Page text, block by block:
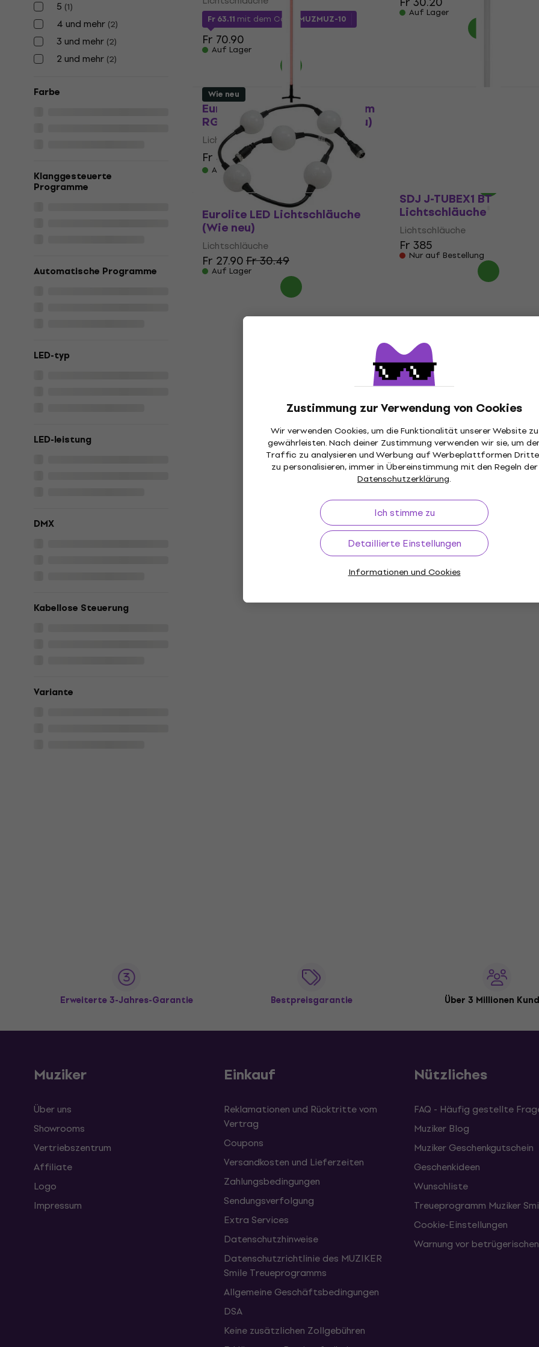
Zustimmung zur Verwendung von Cookies
Wir verwenden Cookies, um die Funktionalität unserer Website zu
gewährleisten. Nach deiner Zustimmung verwenden wir sie, um
Traffic zu analysieren und Werbung auf Werbeplattformen
zu personalisieren, immer in Übereinstimmung mit den Regeln der
Datenschutzerklärung.
Ich stimme zu
Detaillierte Einstellungen
Informationen und Cookies
5 (1)
4 und mehr (2)
3 und mehr (2)
2 und mehr (2)
Farbe
Klanggesteuerte
Programme
Automatische Programme
LED-typ
LED-leistung
DMX
Kabellose Steuerung
Variante
Fr 63.11 mit dem Code MUZMUZ-10
Fr 70.90
Auf Lager
Auf Lager
Eurolite LED Neon Stick 134cm
RGB Lichtschläuche (Wie neu)
Lichtschläuche
Fr 47.70Fr 55.34
Auf Lager
Wie neu
Eurolite LED Lichtschläuche
(Wie neu)
Lichtschläuche
Fr 27.90Fr 30.49
Auf Lager
SDJ J-TUBEX1 BT
Lichtschläuche
Lichtschläuche
Fr 385
Nur auf Bestellung
Erweiterte 3-Jahres-Garantie Bestpreisgarantie Über 3 Millionen
Muziker
Über uns
Showrooms
Vertriebszentrum
Affiliate
Logo
Impressum
Einkauf
Reklamationen und Rücktritte vom
Vertrag
Coupons
Versandkosten und Lieferzeiten
Zahlungsbedingungen
Sendungsverfolgung
Extra Services
Datenschutzhinweise
Datenschutzrichtlinie des MUZIKER
Smile Treueprogramms
Allgemeine Geschäftsbedingungen
DSA
Keine zusätzlichen Zollgebühren
Nützliches
FAQ - Häufig gestellte
Muziker Blog
Muziker Geschenkgutschein
Geschenkideen
Wunschliste
Treueprogramm Muziker
Cookie-Einstellungen
Warnung vor